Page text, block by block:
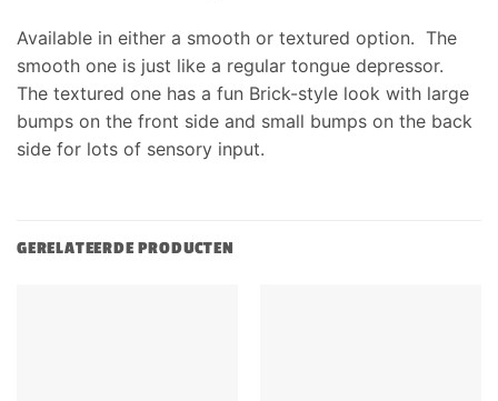
Available in either a smooth or textured option. The
smooth one is just like a regular tongue depressor.
The textured one has a fun Brick-style look with large
bumps on the front side and small bumps on the back
side for lots of sensory input.
GERELATEERDE PRODUCTEN